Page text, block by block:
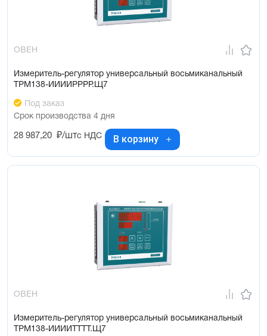
ОВЕН
Измеритель-регулятор универсальный восьмиканальный
ТРМ138-ИИИИРРРР.Щ7
Под заказ
Срок производства 4 дня
28 987,20 ₽/штс НДС В корзину
ОВЕН
Измеритель-регулятор универсальный восьмиканальный
ТРМ138-ИИИИТТТТ.Щ7